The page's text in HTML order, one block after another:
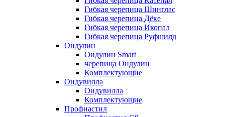
Гибкая черепица Шинглас
Гибкая черепица Дёке
Гибкая черепица Икопал
Гибкая черепица Руфшилд
Ондулин
Ондулин Smart
черепица Ондулин
Комплектующие
Ондувилла
Ондувилла
Комплектующие
Профнастил